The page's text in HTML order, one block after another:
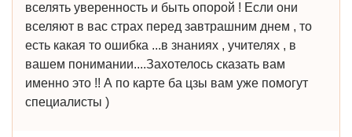
вселять уверенность и быть опорой ! Если они
вселяют в вас страх перед завтрашним днем , то
есть какая то ошибка ...в знаниях , учителях , в
вашем понимании....Захотелось сказать вам
именно это !! А по карте ба цзы вам уже помогут
специалисты )